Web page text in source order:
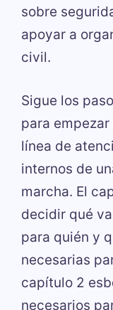
sobre
apoyar a
civil.
Sigue los
para
línea de
internos de
marcha. El
decidir qué
para quién y
necesarias
capítulo 2
necesarios